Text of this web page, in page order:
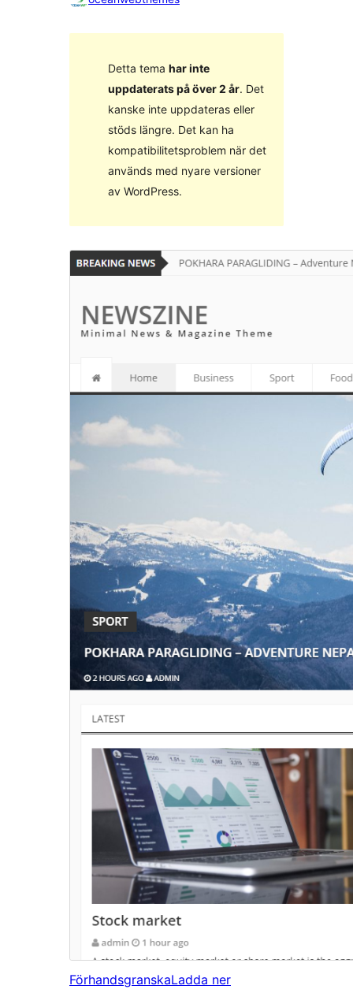
Detta tema har inte
uppdaterats på över 2 år. Det
kanske inte uppdateras eller
stöds längre. Det kan ha
kompatibilitetsproblem när det
används med nyare versioner
av WordPress.
FörhandsgranskaLadda ner